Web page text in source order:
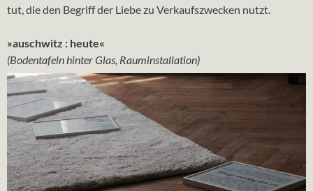
tut, die den Begriff der Liebe zu Verkaufszwecken nutzt.
»auschwitz : heute«
(Bodentafeln hinter Glas, Rauminstallation)